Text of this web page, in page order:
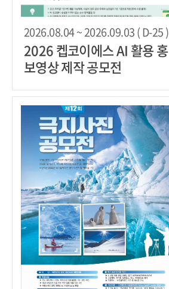
2026.08.04 ~ 2026.09.03 ( D-25 )
2026 켑코이에스 AI 활용 홍
보영상 제작 공모전